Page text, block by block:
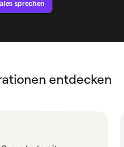
sprechen
entdecken